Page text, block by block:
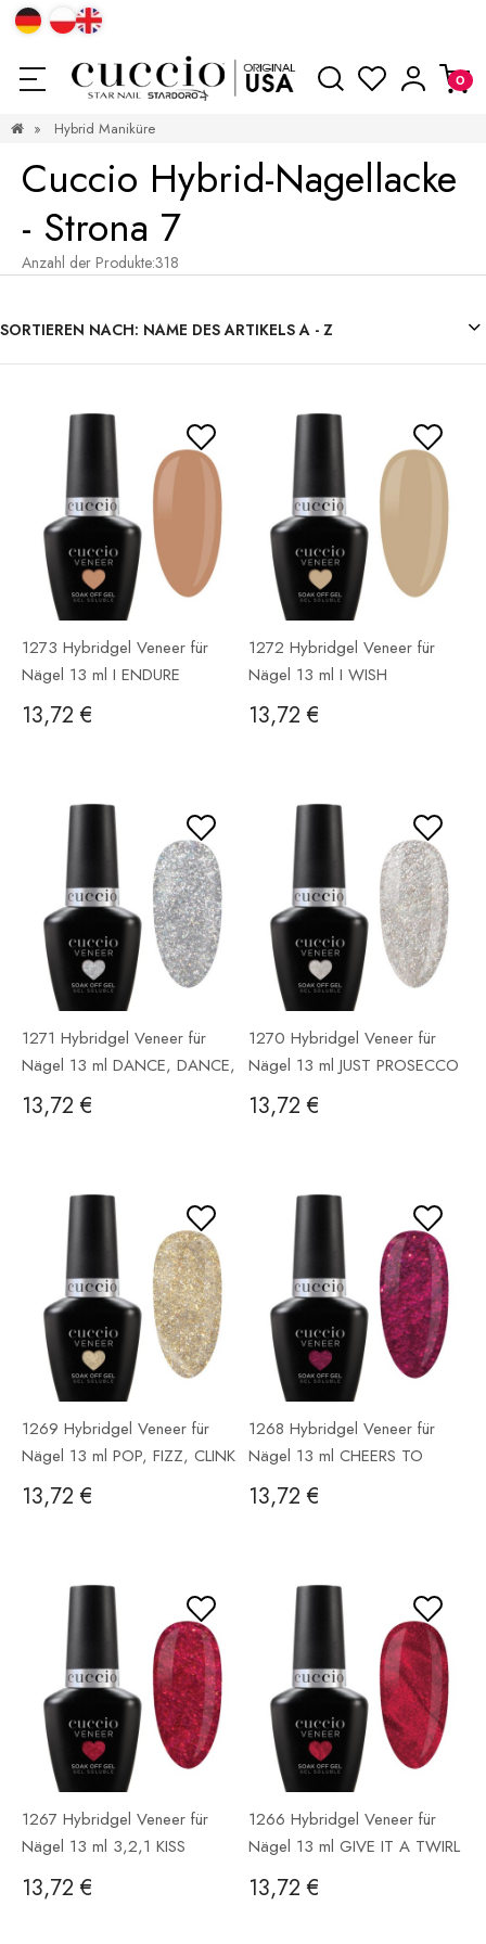
» Hybrid Maniküre
Cuccio Hybrid-Nagellacke
- Strona 7
Anzahl der Produkte:318
SORTIEREN NACH: NAME DES ARTIKELS A - Z
1273 Hybridgel Veneer für
Nägel 13 ml I ENDURE
13,72 €
1272 Hybridgel Veneer für
Nägel 13 ml I WISH
13,72 €
1271 Hybridgel Veneer für
Nägel 13 ml DANCE, DANCE,
DANCE
13,72 €
1270 Hybridgel Veneer für
Nägel 13 ml JUST PROSECCO
13,72 €
1269 Hybridgel Veneer für
Nägel 13 ml POP, FIZZ, CLINK
13,72 €
1268 Hybridgel Veneer für
Nägel 13 ml CHEERS TO
NEW YEARS
13,72 €
1267 Hybridgel Veneer für
Nägel 13 ml 3,2,1 KISS
13,72 €
1266 Hybridgel Veneer für
Nägel 13 ml GIVE IT A TWIRL
13,72 €